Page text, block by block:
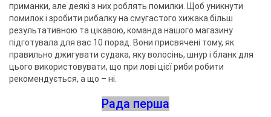
приманки, але деякі з них роблять помилки. Щоб уникнути
помилок і зробити рибалку на смугастого хижака більш
результативною та цікавою, команда нашого магазину
підготувала для вас 10 порад. Вони присвячені тому, як
правильно джигувати судака, яку волосінь, шнур і бланк для
цього використовувати, що при лові цієї риби робити
рекомендується, а що – ні.
Рада перша